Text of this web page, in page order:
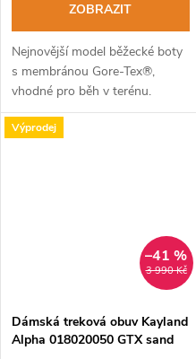
ZOBRAZIT
Nejnovější model běžecké boty
s membránou Gore-Tex®,
vhodné pro běh v terénu.
Výprodej
3 990 Kč
–41 %
Dámská treková obuv Kayland
Alpha 018020050 GTX sand